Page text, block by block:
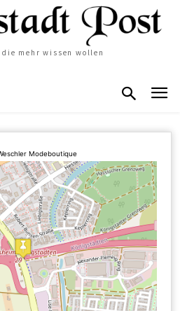
mehr wissen wollen
Modeboutique